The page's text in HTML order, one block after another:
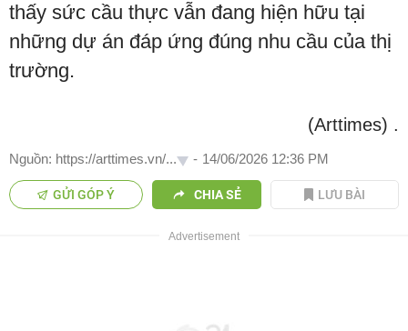
thấy sức cầu thực vẫn đang hiện hữu tại
những dự án đáp ứng đúng nhu cầu của thị
trường.
(Arttimes) .
Nguồn: https://arttimes.vn/... - 14/06/2026 12:36 PM
GỬI GÓP Ý CHIA SẺ LƯU BÀI